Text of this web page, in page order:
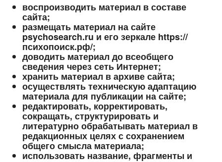
воспроизводить материал в составе
сайта;
размещать материал на сайте
psychosearch.ru и его зеркале https://
психопоиск.рф/;
доводить материал до всеобщего
сведения через сеть Интернет;
хранить материал в архиве сайта;
осуществлять техническую адаптацию
материала для публикации на сайте;
редактировать, корректировать,
сокращать, структурировать и
литературно обрабатывать материал в
редакционных целях с сохранением
общего смысла материала;
использовать название, фрагменты и